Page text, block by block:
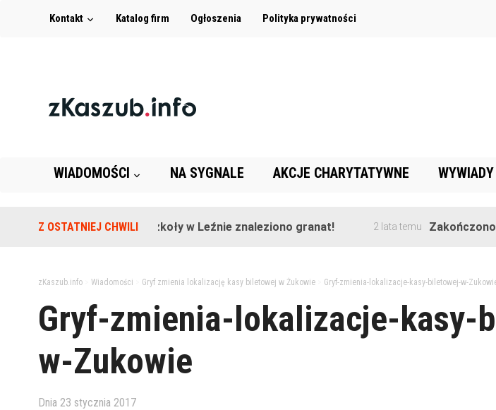
Kontakt Katalog firm Ogłoszenia Polityka prywatności
WIADOMOŚCI NA SYGNALE AKCJE CHARYTATYWNE WYWIADY
Z OSTATNIEJ CHWILI
Na terenie szkoły w Leźnie znaleziono granat! 2 lata temu Zakończono
zKaszub.info> Wiadomości Gryf zmienia lokalizację kasy biletowej w Żukowie> Gryf-zmienia-lokalizacje-kasy-biletowej-w-
Gryf-zmienia-lokalizacje-kasy-
w-Zukowie
Dnia 23 stycznia 2017